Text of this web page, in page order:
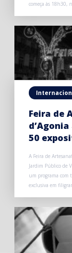
começa às 18h30,
Feira de
50
A Feira de
Jardim Público de
um programa com
exclusiva em